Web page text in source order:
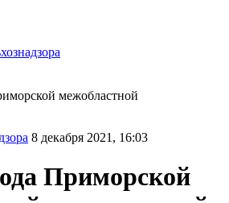
межобластной
8 декабря 2021, 16:03
Приморской